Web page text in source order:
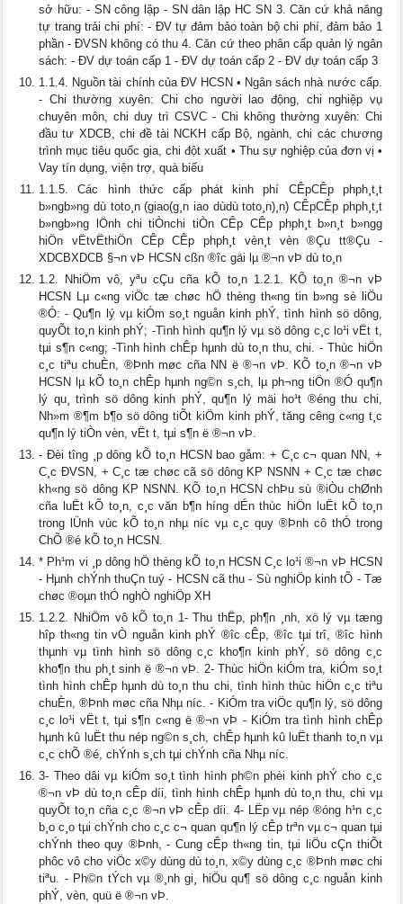
sở hữu: - SN công lập - SN dân lập HC SN 3. Căn cứ khả năng
tự trang trải chi phí: - ĐV tự đảm bảo toàn bộ chi phí, đảm bảo 1
phần - ĐVSN không có thu 4. Căn cứ theo phân cấp quản lý ngân
sách: - ĐV dự toán cấp 1 - ĐV dự toán cấp 2 - ĐV dự toán cấp 3
1.1.4. Nguồn tài chính của ĐV HCSN • Ngân sách nhà nước cấp.
- Chi thường xuyên: Chi cho người lao động, chi nghiệp vụ
chuyên môn, chi duy trì CSVC - Chi không thường xuyên: Chi
đầu tư XDCB, chi đề tài NCKH cấp Bộ, ngành, chi các chương
trình mục tiêu quốc gia, chi đột xuất • Thu sự nghiệp của đơn vị •
Vay tín dụng, viện trợ, quà biếu
1.1.5. Các hình thức cấp phát kinh phí CÊpCÊp phph¸t¸t
b»ngb»ng dù toto¸n (giao(g¸n iao dùdù toto¸n)¸n) CÊpCÊp phph¸t¸t
b»ngb»ng lÖnh chi tiÒnchi tiÒn CÊp CÊp phph¸t b»n¸t b»ngg
hiÖn vËtvËthiÖn CÊp CÊp phph¸t vèn¸t vèn ®Çu t­t®Çu ­
XDCBXDCB §¬n vÞ HCSN cßn ®­îc gäi lµ ®¬n vÞ dù to¸n
1.2. NhiÖm vô, yªu cÇu cña kÕ to¸n 1.2.1. KÕ to¸n ®¬n vÞ
HCSN Lµ c«ng viÖc tæ chøc hÖ thèng th«ng tin b»ng sè liÖu
®Ó: - Qu¶n lý vµ kiÓm so¸t nguån kinh phÝ, tình hình sö dông,
quyÕt to¸n kinh phÝ; -Tình hình qu¶n lý vµ sö dông c¸c lo¹i vËt t­,
tµi s¶n c«ng; -Tình hình chÊp hµnh dù to¸n thu, chi. - Thùc hiÖn
c¸c tiªu chuÈn, ®Þnh møc cña NN ë ®¬n vÞ. KÕ to¸n ®¬n vÞ
HCSN lµ kÕ to¸n chÊp hµnh ng©n s¸ch, lµ ph­¬ng tiÖn ®Ó qu¶n
lý qu¸ trình sö dông kinh phÝ, qu¶n lý mäi ho¹t ®éng thu chi,
Nh»m ®¶m b¶o sö dông tiÕt kiÖm kinh phÝ, tăng c­êng c«ng t¸c
qu¶n lý tiÒn vèn, vËt t­, tµi s¶n ë ®¬n vÞ.
- Đèi t­îng ¸p dông kÕ to¸n HCSN bao gåm: + C¸c c¬ quan NN, +
C¸c ĐVSN, + C¸c tæ chøc cã sö dông KP NSNN + C¸c tæ chøc
kh«ng sö dông KP NSNN. KÕ to¸n HCSN chÞu sù ®iÒu chØnh
cña luËt kÕ to¸n, c¸c văn b¶n h­íng dÉn thùc hiÖn luËt kÕ to¸n
trong lÜnh vùc kÕ to¸n nhµ n­íc vµ c¸c quy ®Þnh cô thÓ trong
ChÕ ®é kÕ to¸n HCSN.
* Ph¹m vi ¸p dông hÖ thèng kÕ to¸n HCSN C¸c lo¹i ®¬n vÞ HCSN
- Hµnh chÝnh thuÇn tuý - HCSN cã thu - Sù nghiÖp kinh tÕ - Tæ
chøc ®oµn thÓ nghÒ nghiÖp XH
1.2.2. NhiÖm vô kÕ to¸n 1- Thu thËp, ph¶n ¸nh, xö lý vµ tæng
hîp th«ng tin vÒ nguån kinh phÝ ®­îc cÊp, ®­îc tµi trî, ®­îc hình
thµnh vµ tình hình sö dông c¸c kho¶n kinh phÝ, sö dông c¸c
kho¶n thu ph¸t sinh ë ®¬n vÞ. 2- Thùc hiÖn kiÓm tra, kiÓm so¸t
tình hình chÊp hµnh dù to¸n thu chi, tình hình thùc hiÖn c¸c tiªu
chuÈn, ®Þnh møc cña Nhµ n­íc. - KiÓm tra viÖc qu¶n lý, sö dông
c¸c lo¹i vËt t­, tµi s¶n c«ng ë ®¬n vÞ - KiÓm tra tình hình chÊp
hµnh kû luËt thu nép ng©n s¸ch, chÊp hµnh kû luËt thanh to¸n vµ
c¸c chÕ ®é, chÝnh s¸ch tµi chÝnh cña Nhµ n­íc.
3- Theo dâi vµ kiÓm so¸t tình hình ph©n phèi kinh phÝ cho c¸c
®¬n vÞ dù to¸n cÊp d­íi, tình hình chÊp hµnh dù to¸n thu, chi vµ
quyÕt to¸n cña c¸c ®¬n vÞ cÊp d­íi. 4- LËp vµ nép ®óng h¹n c¸c
b¸o c¸o tµi chÝnh cho c¸c c¬ quan qu¶n lý cÊp trªn vµ c¬ quan tµi
chÝnh theo quy ®Þnh, - Cung cÊp th«ng tin, tµi liÖu cÇn thiÕt
phôc vô cho viÖc x©y dùng dù to¸n, x©y dùng c¸c ®Þnh møc chi
tiªu. - Ph©n tÝch vµ ®¸nh gi¸ hiÖu qu¶ sö dông c¸c nguån kinh
phÝ, vèn, quü ë ®¬n vÞ.